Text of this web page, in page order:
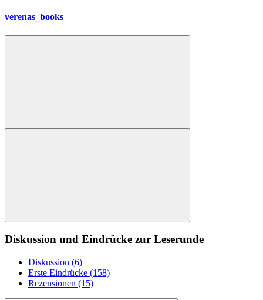
verenas_books
Diskussion und Eindrücke zur Leserunde
Diskussion (6)
Erste Eindrücke (158)
Rezensionen (15)